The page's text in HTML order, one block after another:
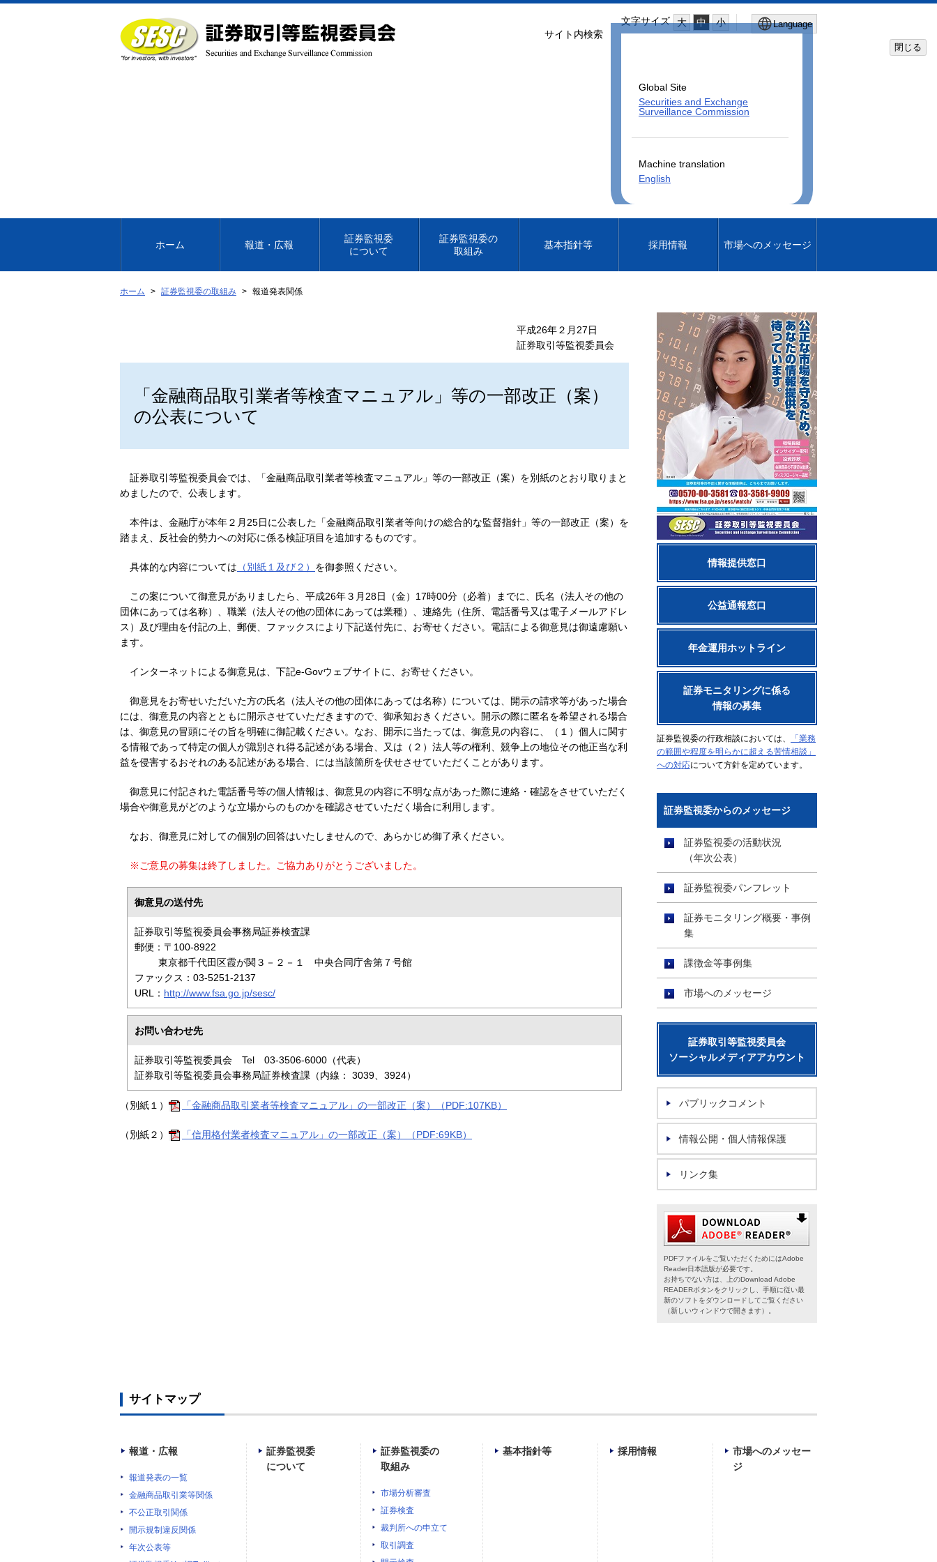
文
へ
移
文字サイズ 大 中 小 Language
Global Site
Securities and Exchange
Surveillance Commission
Machine translation
English
閉じる
サイト内検索
ホーム 報道・広報
証券監視委
について
証券監視委の
取組み
基本指針等 採用情報 市場へのメッセージ
ホーム 証券監視委の取組み 報道発表関係
平成26年２月27日
証券取引等監視委員会
「金融商品取引業者等検査マニュアル」等の一部改正（案）
の公表について
証券取引等監視委員会では、「金融商品取引業者等検査マニュアル」等の一部改正（案）を別紙のとおり取りまと
めましたので、公表します。
本件は、金融庁が本年２月25日に公表した「金融商品取引業者等向けの総合的な監督指針」等の一部改正（案）を
踏まえ、反社会的勢力への対応に係る検証項目を追加するものです。
具体的な内容については （別紙１及び２） を御参照ください。
この案について御意見がありましたら、平成26年３月28日（金）17時00分（必着）までに、氏名（法人その他の
団体にあっては名称）、職業（法人その他の団体にあっては業種）、連絡先（住所、電話番号又は電子メールアドレ
ス）及び理由を付記の上、郵便、ファックスにより下記送付先に、お寄せください。電話による御意見は御遠慮願い
ます。
インターネットによる御意見は、下記e-Govウェブサイトに、お寄せください。
御意見をお寄せいただいた方の氏名（法人その他の団体にあっては名称）については、開示の請求等があった場合
には、御意見の内容とともに開示させていただきますので、御承知おきください。開示の際に匿名を希望される場合
は、御意見の冒頭にその旨を明確に御記載ください。なお、開示に当たっては、御意見の内容に、（１）個人に関す
る情報であって特定の個人が識別され得る記述がある場合、又は（２）法人等の権利、競争上の地位その他正当な利
益を侵害するおそれのある記述がある場合、には当該箇所を伏せさせていただくことがあります。
御意見に付記された電話番号等の個人情報は、御意見の内容に不明な点があった際に連絡・確認をさせていただく
場合や御意見がどのような立場からのものかを確認させていただく場合に利用します。
なお、御意見に対しての個別の回答はいたしませんので、あらかじめ御了承ください。
※ご意見の募集は終了しました。ご協力ありがとうございました。
御意見の送付先
証券取引等監視委員会事務局証券検査課
郵便：〒100-8922
東京都千代田区霞が関３－２－１ 中央合同庁舎第７号館
ファックス：03-5251-2137
URL： http://www.fsa.go.jp/sesc/
お問い合わせ先
証券取引等監視委員会 Tel 03-3506-6000（代表）
証券取引等監視委員会事務局証券検査課（内線： 3039、3924）
（別紙１） 「金融商品取引業者等検査マニュアル」の一部改正（案）（PDF:107KB）
（別紙２） 「信用格付業者検査マニュアル」の一部改正（案）（PDF:69KB）
情報提供窓口
公益通報窓口
年金運用ホットライン
証券モニタリングに係る
情報の募集
証券監視委の行政相談においては、
「業務
の範囲や程度を明らかに超える苦情相談」
への対応について方針を定めています。
証券監視委からのメッセージ
証券監視委の活動状況
（年次公表）
証券監視委パンフレット
証券モニタリング概要・事例
集
課徴金等事例集
市場へのメッセージ
証券取引等監視委員会
ソーシャルメディアアカウント
パブリックコメント
情報公開・個人情報保護
リンク集
PDFファイルをご覧いただくためにはAdobe
Reader日本語版が必要です。
お持ちでない方は、上のDownload Adobe
READERボタンをクリックし、手順に従い最
新のソフトをダウンロードしてご覧ください
（新しいウィンドウで開きます）。
サイトマップ
報道・広報
報道発表の一覧
金融商品取引業等関係
不公正取引関係
開示規制違反関係
年次公表等
証券監視委
について
証券監視委の
取組み
市場分析審査
証券検査
裁判所への申立て
取引調査
基本指針等 採用情報
市場へのメッセー
ジ